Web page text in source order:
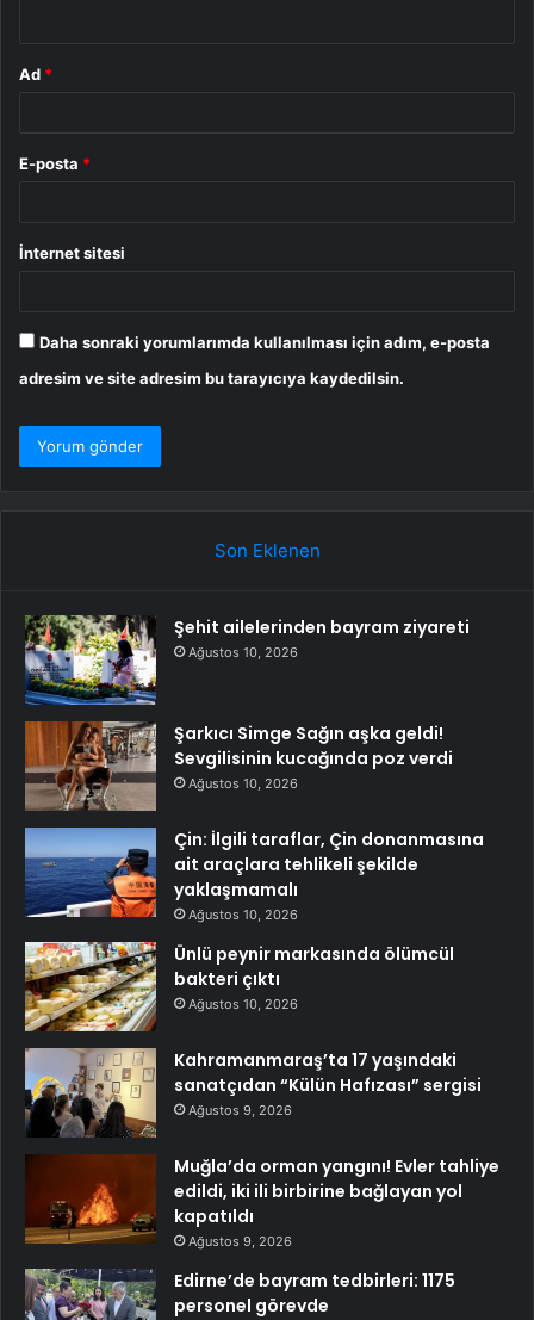
Ad *
E-posta *
İnternet sitesi
Daha sonraki yorumlarımda kullanılması için adım, e-posta
adresim ve site adresim bu tarayıcıya kaydedilsin.
Son Eklenen
Şehit ailelerinden bayram ziyareti
Ağustos 10, 2026
Şarkıcı Simge Sağın aşka geldi!
Sevgilisinin kucağında poz verdi
Ağustos 10, 2026
Çin: İlgili taraflar, Çin donanmasına
ait araçlara tehlikeli şekilde
yaklaşmamalı
Ağustos 10, 2026
Ünlü peynir markasında ölümcül
bakteri çıktı
Ağustos 10, 2026
Kahramanmaraş’ta 17 yaşındaki
sanatçıdan “Külün Hafızası” sergisi
Ağustos 9, 2026
Muğla’da orman yangını! Evler tahliye
edildi, iki ili birbirine bağlayan yol
kapatıldı
Ağustos 9, 2026
Edirne’de bayram tedbirleri: 1175
personel görevde